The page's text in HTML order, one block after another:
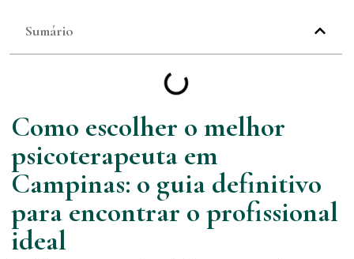
Sumário
Como escolher o melhor
psicoterapeuta em
Campinas: o guia definitivo
para encontrar o profissional
ideal